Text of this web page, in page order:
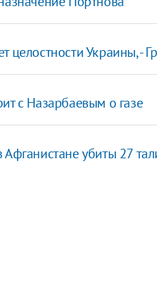
целостности Украины, -
с Назарбаевым о газе
убиты 27